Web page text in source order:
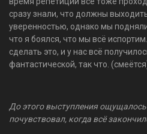
сразу знали, что должны
уверенностью, однако мы
что я боялся, что мы всё
сделать это, и у нас всё
фантастической, так что.
До этого выступления
почувствовал, когда всё